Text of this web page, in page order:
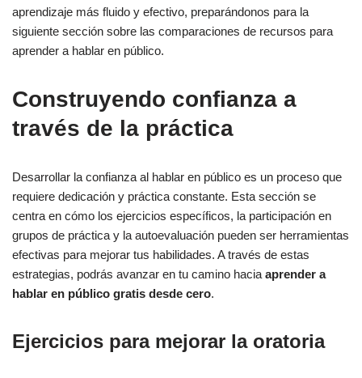
aprendizaje más fluido y efectivo, preparándonos para la
siguiente sección sobre las comparaciones de recursos para
aprender a hablar en público.
Construyendo confianza a
través de la práctica
Desarrollar la confianza al hablar en público es un proceso que
requiere dedicación y práctica constante. Esta sección se
centra en cómo los ejercicios específicos, la participación en
grupos de práctica y la autoevaluación pueden ser herramientas
efectivas para mejorar tus habilidades. A través de estas
estrategias, podrás avanzar en tu camino hacia aprender a
hablar en público gratis desde cero.
Ejercicios para mejorar la oratoria